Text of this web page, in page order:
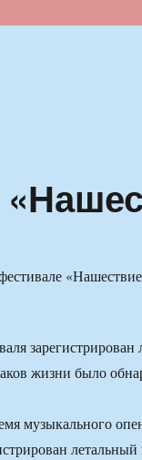
жизни было
музыкального